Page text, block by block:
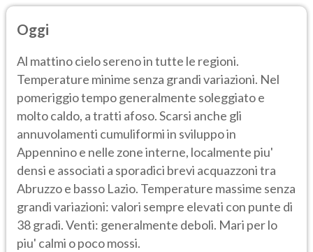
Oggi
Al mattino cielo sereno in tutte le regioni.
Temperature minime senza grandi variazioni. Nel
pomeriggio tempo generalmente soleggiato e
molto caldo, a tratti afoso. Scarsi anche gli
annuvolamenti cumuliformi in sviluppo in
Appennino e nelle zone interne, localmente piu'
densi e associati a sporadici brevi acquazzoni tra
Abruzzo e basso Lazio. Temperature massime senza
grandi variazioni: valori sempre elevati con punte di
38 gradi. Venti: generalmente deboli. Mari per lo
piu' calmi o poco mossi.